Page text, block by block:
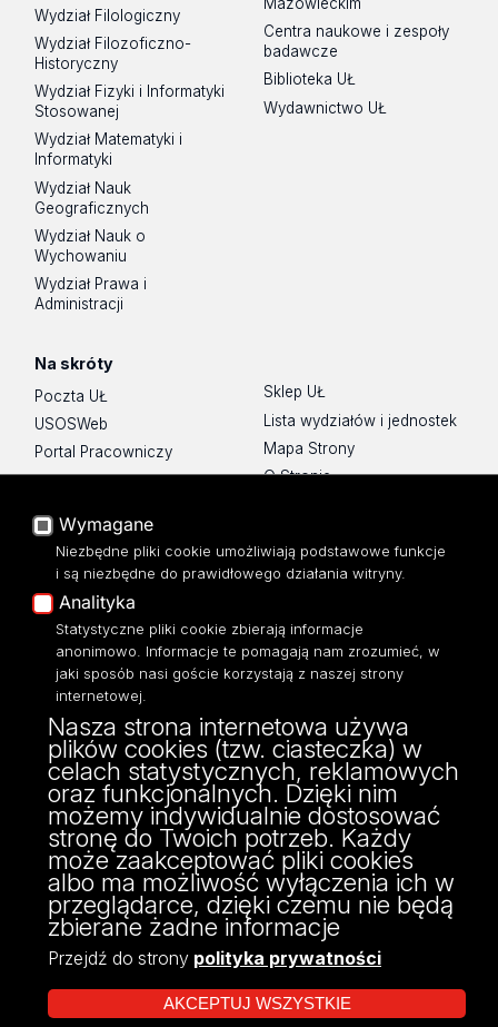
Wydział Filologiczny
Wydział Filozoficzno-
Historyczny
Wydział Fizyki i Informatyki
Stosowanej
Wydział Matematyki i
Informatyki
Wydział Nauk
Geograficznych
Wydział Nauk o
Wychowaniu
Wydział Prawa i
Administracji
Centra naukowe i zespoły
badawcze
Biblioteka UŁ
Wydawnictwo UŁ
Na skróty
Poczta UŁ
USOSWeb
Portal Pracowniczy
Baza Aktów Własnych
Moodle
Eksperci UŁ
Polityka Prywatności
Dostępność
Sklep UŁ
Lista wydziałów i jednostek
Mapa Strony
O Stronie
ul. Narutowicza 68, 90-136 Łódź
NIP: 724 000 32 43
Adres do doręczeń elektronicznych (ADE):
AE:PL-74796-17640-IHHIV-17
KONTAKT
Wymagane
Niezbędne pliki cookie umożliwiają podstawowe funkcje
i są niezbędne do prawidłowego działania witryny.
Analityka
Statystyczne pliki cookie zbierają informacje
anonimowo. Informacje te pomagają nam zrozumieć, w
jaki sposób nasi goście korzystają z naszej strony
internetowej.
Nasza strona internetowa używa
plików cookies (tzw. ciasteczka) w
celach statystycznych, reklamowych
oraz funkcjonalnych. Dzięki nim
możemy indywidualnie dostosować
stronę do Twoich potrzeb. Każdy
może zaakceptować pliki cookies
albo ma możliwość wyłączenia ich w
przeglądarce, dzięki czemu nie będą
zbierane żadne informacje
Przejdź do strony polityka prywatności
AKCEPTUJ WSZYSTKIE